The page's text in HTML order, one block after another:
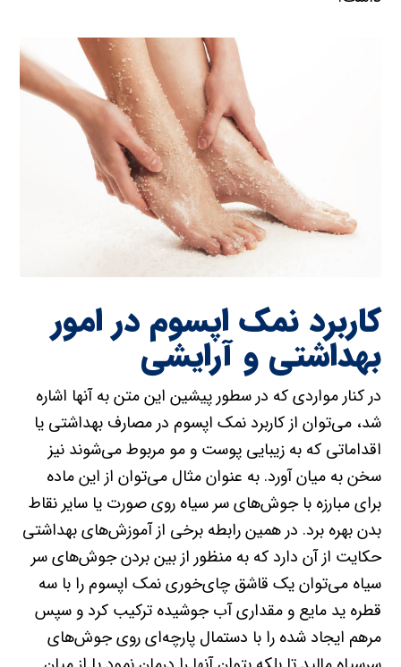
کاربرد نمک اپسوم در امور
بهداشتی و آرایشی
در کنار مواردی که در سطور پیشین این متن به آنها اشاره
شد، می‌توان از کاربرد نمک اپسوم در مصارف بهداشتی یا
اقداماتی که به زیبایی پوست و مو مربوط می‌شوند نیز
سخن به میان آورد. به عنوان مثال می‌توان از این ماده
برای مبارزه با جوش‌های سر سیاه روی صورت یا سایر نقاط
بدن بهره برد. در همین رابطه برخی از آموزش‌های بهداشتی
حکایت از آن دارد که به منظور از بین بردن جوش‌های سر
سیاه می‌توان یک قاشق چای‌خوری نمک اپسوم را با سه
قطره ید مایع و مقداری آب جوشیده ترکیب کرد و سپس
مرهم ایجاد شده را با دستمال پارچه‌ای روی جوش‌های